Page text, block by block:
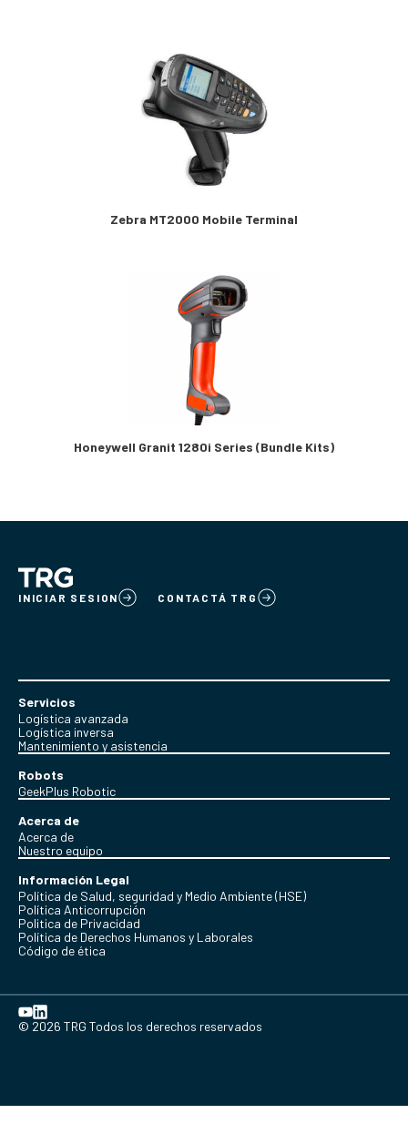
Zebra MT2000 Mobile Terminal
Honeywell Granit 1280i Series (Bundle Kits)
INICIAR SESION CONTACTÁ TRG
Servicios
Logística avanzada
Logística inversa
Mantenimiento y asistencia
Robots
GeekPlus Robotic
Acerca de
Acerca de
Nuestro equipo
Información Legal
Política de Salud, seguridad y Medio Ambiente (HSE)
Política Anticorrupción
Politica de Privacidad
Política de Derechos Humanos y Laborales
Código de ética
© 2026 TRG Todos los derechos reservados